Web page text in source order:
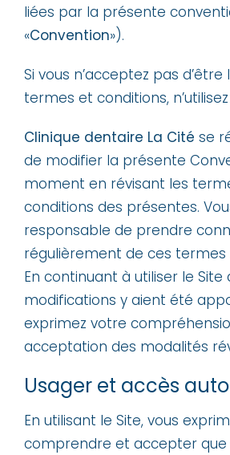
liées par la présente
«Convention»).
Si vous n’acceptez pas
termes et conditions,
Clinique dentaire La Cité se
de modifier la présente
moment en révisant les
conditions des présentes.
responsable de prendre
régulièrement de ces termes
En continuant à utiliser le Site
modifications y aient été
exprimez votre
acceptation des modalités
Usager et accès
En utilisant le Site, vous
comprendre et accepter que